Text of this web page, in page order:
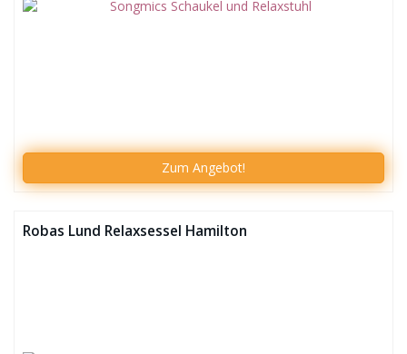
Zum Angebot!
Robas Lund Relaxsessel Hamilton